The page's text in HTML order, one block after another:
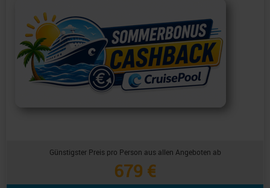
Günstigster Preis pro Person aus allen Angeboten ab
679 €